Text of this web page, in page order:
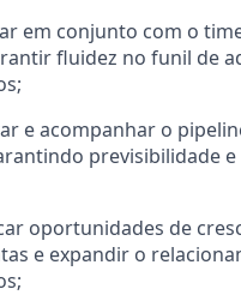
em conjunto com o
fluidez no funil de
e acompanhar o
previsibilidade
oportunidades de
e expandir o